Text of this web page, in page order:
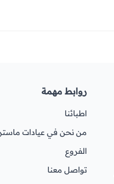
روابط مهمة
اطبائنا
من نحن في عيادات
الفروع
تواصل معنا